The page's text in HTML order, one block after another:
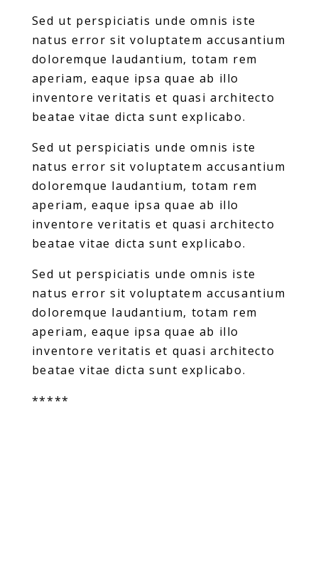
Sed ut perspiciatis unde omnis iste
natus error sit voluptatem accusantium
doloremque laudantium, totam rem
aperiam, eaque ipsa quae ab illo
inventore veritatis et quasi architecto
beatae vitae dicta sunt explicabo.
Sed ut perspiciatis unde omnis iste
natus error sit voluptatem accusantium
doloremque laudantium, totam rem
aperiam, eaque ipsa quae ab illo
inventore veritatis et quasi architecto
beatae vitae dicta sunt explicabo.
Sed ut perspiciatis unde omnis iste
natus error sit voluptatem accusantium
doloremque laudantium, totam rem
aperiam, eaque ipsa quae ab illo
inventore veritatis et quasi architecto
beatae vitae dicta sunt explicabo.
*****